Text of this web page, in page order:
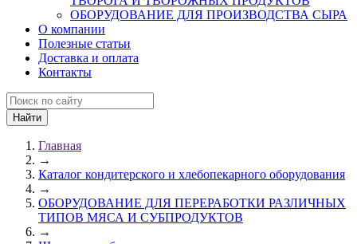
ОБОРУДОВАНИЕ ДЛЯ ПРОИЗВОДСТВА СЫРА
О компании
Полезные статьи
Доставка и оплата
Контакты
Главная
→
Каталог кондитерского и хлебопекарного оборудования
→
ОБОРУДОВАНИЕ ДЛЯ ПЕРЕРАБОТКИ РАЗЛИЧНЫХ
ТИПОВ МЯСА И СУБПРОДУКТОВ
→